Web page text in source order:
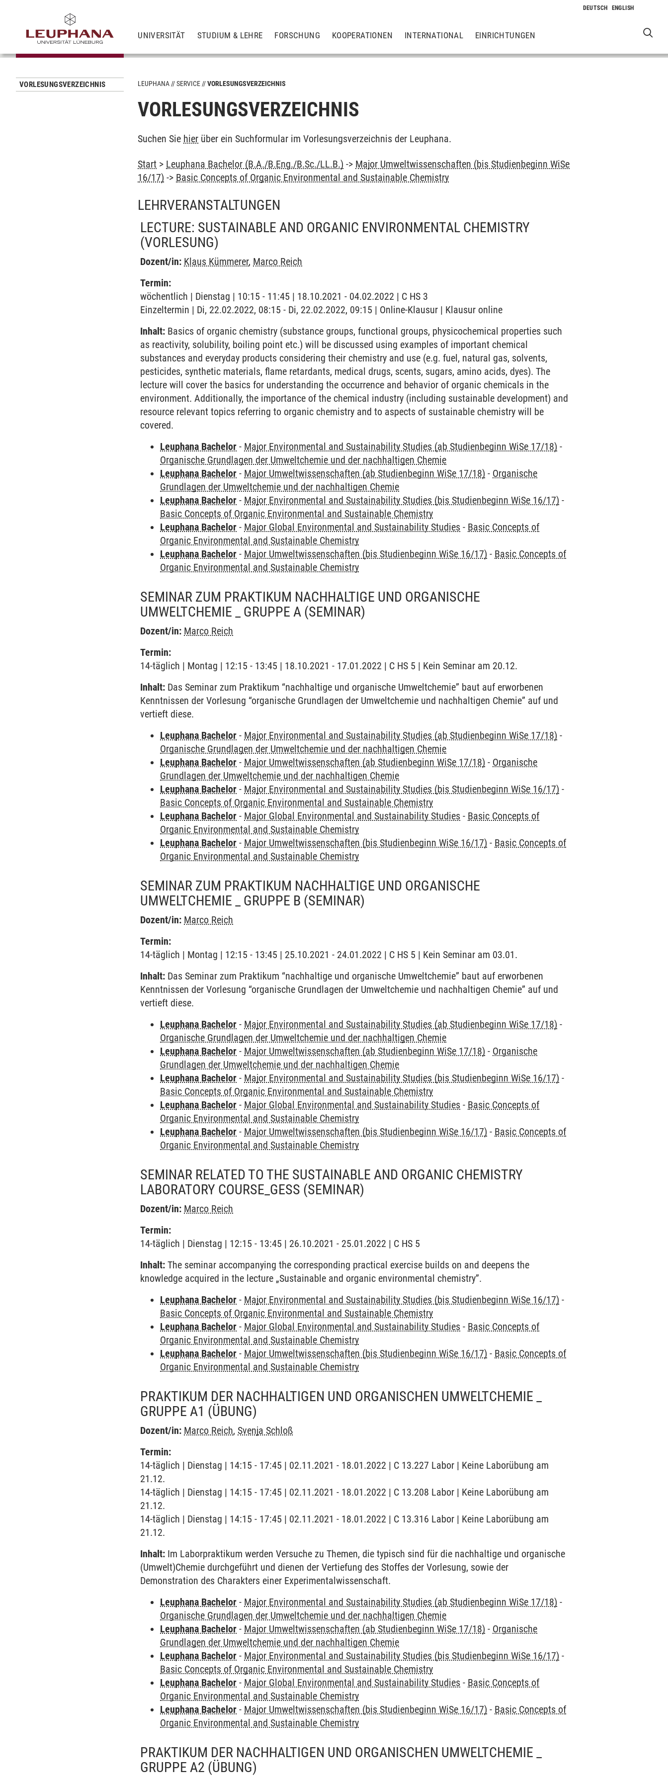
UNIVERSITÄT STUDIUM & LEHRE FORSCHUNG KOOPERATIONEN INTERNATIONAL EINRICHTUNGEN
VORLESUNGSVERZEICHNIS LEUPHANA SERVICE VORLESUNGSVERZEICHNIS
VORLESUNGSVERZEICHNIS
Suchen Sie hier über ein Suchformular im Vorlesungsverzeichnis der Leuphana.
Start > Leuphana Bachelor (B.A./B.Eng./B.Sc./LL.B.) -> Major Umweltwissenschaften (bis Studienbeginn WiSe
16/17) -> Basic Concepts of Organic Environmental and Sustainable Chemistry
LEHRVERANSTALTUNGEN
LECTURE: SUSTAINABLE AND ORGANIC ENVIRONMENTAL CHEMISTRY
(VORLESUNG)
Dozent/in: Klaus Kümmerer, Marco Reich
Termin:
wöchentlich | Dienstag | 10:15 - 11:45 | 18.10.2021 - 04.02.2022 | C HS 3
Einzeltermin | Di, 22.02.2022, 08:15 - Di, 22.02.2022, 09:15 | Online-Klausur | Klausur online
Inhalt: Basics of organic chemistry (substance groups, functional groups, physicochemical properties such
as reactivity, solubility, boiling point etc.) will be discussed using examples of important chemical
substances and everyday products considering their chemistry and use (e.g. fuel, natural gas, solvents,
pesticides, synthetic materials, flame retardants, medical drugs, scents, sugars, amino acids, dyes). The
lecture will cover the basics for understanding the occurrence and behavior of organic chemicals in the
environment. Additionally, the importance of the chemical industry (including sustainable development) and
resource relevant topics referring to organic chemistry and to aspects of sustainable chemistry will be
covered.
Leuphana Bachelor - Major Environmental and Sustainability Studies (ab Studienbeginn WiSe 17/18) -
Organische Grundlagen der Umweltchemie und der nachhaltigen Chemie
Leuphana Bachelor - Major Umweltwissenschaften (ab Studienbeginn WiSe 17/18) - Organische
Grundlagen der Umweltchemie und der nachhaltigen Chemie
Leuphana Bachelor - Major Environmental and Sustainability Studies (bis Studienbeginn WiSe 16/17) -
Basic Concepts of Organic Environmental and Sustainable Chemistry
Leuphana Bachelor - Major Global Environmental and Sustainability Studies - Basic Concepts of
Organic Environmental and Sustainable Chemistry
Leuphana Bachelor - Major Umweltwissenschaften (bis Studienbeginn WiSe 16/17) - Basic Concepts of
Organic Environmental and Sustainable Chemistry
SEMINAR ZUM PRAKTIKUM NACHHALTIGE UND ORGANISCHE
UMWELTCHEMIE _ GRUPPE A (SEMINAR)
Dozent/in: Marco Reich
Termin:
14-täglich | Montag | 12:15 - 13:45 | 18.10.2021 - 17.01.2022 | C HS 5 | Kein Seminar am 20.12.
Inhalt: Das Seminar zum Praktikum “nachhaltige und organische Umweltchemie” baut auf erworbenen
Kenntnissen der Vorlesung “organische Grundlagen der Umweltchemie und nachhaltigen Chemie” auf und
vertieft diese.
Leuphana Bachelor - Major Environmental and Sustainability Studies (ab Studienbeginn WiSe 17/18) -
Organische Grundlagen der Umweltchemie und der nachhaltigen Chemie
Leuphana Bachelor - Major Umweltwissenschaften (ab Studienbeginn WiSe 17/18) - Organische
Grundlagen der Umweltchemie und der nachhaltigen Chemie
Leuphana Bachelor - Major Environmental and Sustainability Studies (bis Studienbeginn WiSe 16/17) -
Basic Concepts of Organic Environmental and Sustainable Chemistry
Leuphana Bachelor - Major Global Environmental and Sustainability Studies - Basic Concepts of
Organic Environmental and Sustainable Chemistry
Leuphana Bachelor - Major Umweltwissenschaften (bis Studienbeginn WiSe 16/17) - Basic Concepts of
Organic Environmental and Sustainable Chemistry
SEMINAR ZUM PRAKTIKUM NACHHALTIGE UND ORGANISCHE
UMWELTCHEMIE _ GRUPPE B (SEMINAR)
Dozent/in: Marco Reich
Termin:
14-täglich | Montag | 12:15 - 13:45 | 25.10.2021 - 24.01.2022 | C HS 5 | Kein Seminar am 03.01.
Inhalt: Das Seminar zum Praktikum “nachhaltige und organische Umweltchemie” baut auf erworbenen
Kenntnissen der Vorlesung “organische Grundlagen der Umweltchemie und nachhaltigen Chemie” auf und
vertieft diese.
Leuphana Bachelor - Major Environmental and Sustainability Studies (ab Studienbeginn WiSe 17/18) -
Organische Grundlagen der Umweltchemie und der nachhaltigen Chemie
Leuphana Bachelor - Major Umweltwissenschaften (ab Studienbeginn WiSe 17/18) - Organische
Grundlagen der Umweltchemie und der nachhaltigen Chemie
Leuphana Bachelor - Major Environmental and Sustainability Studies (bis Studienbeginn WiSe 16/17) -
Basic Concepts of Organic Environmental and Sustainable Chemistry
Leuphana Bachelor - Major Global Environmental and Sustainability Studies - Basic Concepts of
Organic Environmental and Sustainable Chemistry
Leuphana Bachelor - Major Umweltwissenschaften (bis Studienbeginn WiSe 16/17) - Basic Concepts of
Organic Environmental and Sustainable Chemistry
SEMINAR RELATED TO THE SUSTAINABLE AND ORGANIC CHEMISTRY
LABORATORY COURSE_GESS (SEMINAR)
Dozent/in: Marco Reich
Termin:
14-täglich | Dienstag | 12:15 - 13:45 | 26.10.2021 - 25.01.2022 | C HS 5
Inhalt: The seminar accompanying the corresponding practical exercise builds on and deepens the
knowledge acquired in the lecture „Sustainable and organic environmental chemistry”.
Leuphana Bachelor - Major Environmental and Sustainability Studies (bis Studienbeginn WiSe 16/17) -
Basic Concepts of Organic Environmental and Sustainable Chemistry
Leuphana Bachelor - Major Global Environmental and Sustainability Studies - Basic Concepts of
Organic Environmental and Sustainable Chemistry
Leuphana Bachelor - Major Umweltwissenschaften (bis Studienbeginn WiSe 16/17) - Basic Concepts of
Organic Environmental and Sustainable Chemistry
PRAKTIKUM DER NACHHALTIGEN UND ORGANISCHEN UMWELTCHEMIE _
GRUPPE A1 (ÜBUNG)
Dozent/in: Marco Reich, Svenja Schloß
Termin:
14-täglich | Dienstag | 14:15 - 17:45 | 02.11.2021 - 18.01.2022 | C 13.227 Labor | Keine Laborübung am
21.12.
14-täglich | Dienstag | 14:15 - 17:45 | 02.11.2021 - 18.01.2022 | C 13.208 Labor | Keine Laborübung am
21.12.
14-täglich | Dienstag | 14:15 - 17:45 | 02.11.2021 - 18.01.2022 | C 13.316 Labor | Keine Laborübung am
21.12.
Inhalt: Im Laborpraktikum werden Versuche zu Themen, die typisch sind für die nachhaltige und organische
(Umwelt)Chemie durchgeführt und dienen der Vertiefung des Stoffes der Vorlesung, sowie der
Demonstration des Charakters einer Experimentalwissenschaft.
Leuphana Bachelor - Major Environmental and Sustainability Studies (ab Studienbeginn WiSe 17/18) -
Organische Grundlagen der Umweltchemie und der nachhaltigen Chemie
Leuphana Bachelor - Major Umweltwissenschaften (ab Studienbeginn WiSe 17/18) - Organische
Grundlagen der Umweltchemie und der nachhaltigen Chemie
Leuphana Bachelor - Major Environmental and Sustainability Studies (bis Studienbeginn WiSe 16/17) -
Basic Concepts of Organic Environmental and Sustainable Chemistry
Leuphana Bachelor - Major Global Environmental and Sustainability Studies - Basic Concepts of
Organic Environmental and Sustainable Chemistry
Leuphana Bachelor - Major Umweltwissenschaften (bis Studienbeginn WiSe 16/17) - Basic Concepts of
Organic Environmental and Sustainable Chemistry
PRAKTIKUM DER NACHHALTIGEN UND ORGANISCHEN UMWELTCHEMIE _
GRUPPE A2 (ÜBUNG)